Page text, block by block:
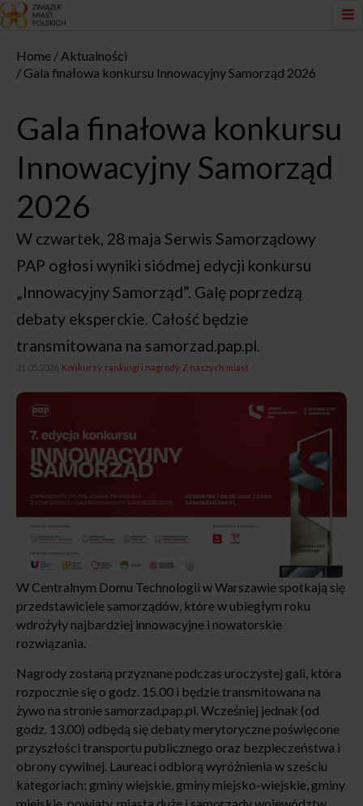
Home
Aktualności
Gala finałowa konkursu Innowacyjny Samorząd 2026
Gala finałowa konkursu
Innowacyjny Samorząd
2026
W czwartek, 28 maja Serwis Samorządowy
PAP ogłosi wyniki siódmej edycji konkursu
„Innowacyjny Samorząd”. Galę poprzedzą
debaty eksperckie. Całość będzie
transmitowana na samorzad.pap.pl.
21.05.2026, Konkursy, rankingi i nagrody Z naszych miast
W Centralnym Domu Technologii w Warszawie spotkają się
przedstawiciele samorządów, które w ubiegłym roku
wdrożyły najbardziej innowacyjne i nowatorskie
rozwiązania.
Nagrody zostaną przyznane podczas uroczystej gali, która
rozpocznie się o godz. 15.00 i będzie transmitowana na
żywo na stronie samorzad.pap.pl. Wcześniej jednak (od
godz. 13.00) odbędą się debaty merytoryczne poświęcone
przyszłości transportu publicznego oraz bezpieczeństwa i
obrony cywilnej. Laureaci odbiorą wyróżnienia w sześciu
kategoriach: gminy wiejskie, gminy miejsko-wiejskie, gminy